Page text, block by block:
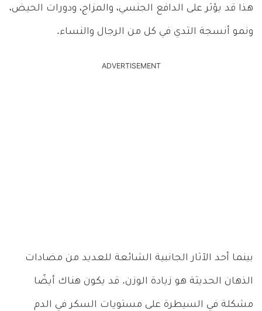
هذا قد يؤثر على الدافع الجنسي، والمزاج، ودورات الحيض،
ونمو أنسجة الثدي في كل من الرجال والنساء.
ADVERTISEMENT
بينما أحد الآثار الجانبية الشائعة للعديد من مضادات
الذهان الحديثة هو زيادة الوزن. قد يكون هناك أيضًا
مشكلة في السيطرة على مستويات السكر في الدم